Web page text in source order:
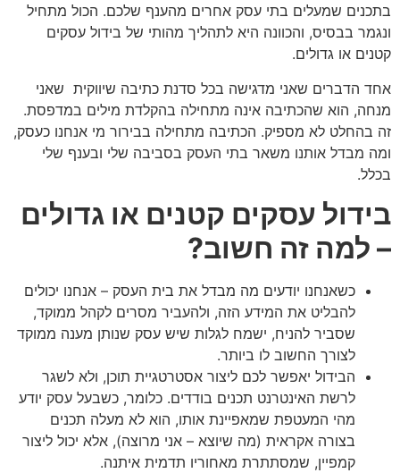
בתכנים שמעלים בתי עסק אחרים מהענף שלכם. הכול מתחיל
ונגמר בבסיס, והכוונה היא לתהליך מהותי של בידול עסקים
קטנים או גדולים.
אחד הדברים שאני מדגישה בכל סדנת כתיבה שיווקית שאני
מנחה, הוא שהכתיבה אינה מתחילה בהקלדת מילים במדפסת.
זה בהחלט לא מספיק. הכתיבה מתחילה בבירור מי אנחנו כעסק,
ומה מבדל אותנו משאר בתי העסק בסביבה שלי ובענף שלי
בכלל.
בידול עסקים קטנים או גדולים
– למה זה חשוב?
כשאנחנו יודעים מה מבדל את בית העסק – אנחנו יכולים
להבליט את המידע הזה, ולהעביר מסרים לקהל ממוקד,
שסביר להניח, ישמח לגלות שיש עסק שנותן מענה ממוקד
לצורך החשוב לו ביותר.
הבידול יאפשר לכם ליצור אסטרטגיית תוכן, ולא לשגר
לרשת האינטרנט תכנים בודדים. כלומר, כשבעל עסק יודע
מהי המעטפת שמאפיינת אותו, הוא לא מעלה תכנים
בצורה אקראית (מה שיוצא – אני מרוצה), אלא יכול ליצור
קמפיין, שמסתתרת מאחוריו תדמית איתנה.